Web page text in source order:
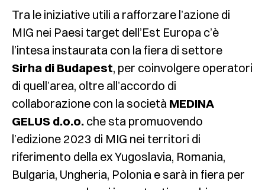
Tra le iniziative utili a rafforzare l’azione di
MIG nei Paesi target dell’Est Europa c’è
l’intesa instaurata con la fiera di settore
Sirha di Budapest, per coinvolgere operatori
di quell’area, oltre all’accordo di
collaborazione con la società MEDINA
GELUS d.o.o. che sta promuovendo
l’edizione 2023 di MIG nei territori di
riferimento della ex Yugoslavia, Romania,
Bulgaria, Ungheria, Polonia e sarà in fiera per